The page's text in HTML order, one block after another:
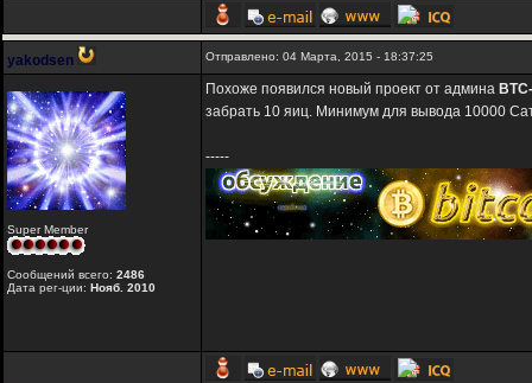
yakodsen Отправлено: 04 Марта, 2015 - 18:37:25
Super Member
Сообщений всего: 2486
Дата рег-ции: Нояб. 2010
Похоже появился новый проект от админа
забрать 10 яиц. Минимум для вывода 10000
-----